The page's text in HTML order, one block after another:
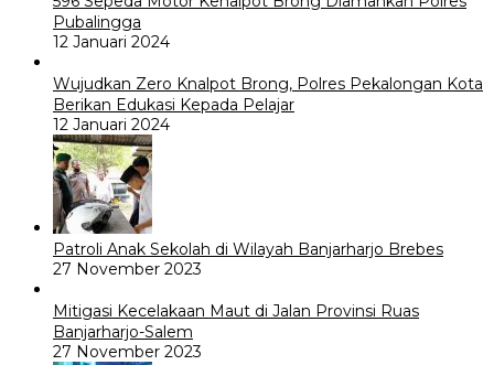
Pubalingga
12 Januari 2024
Wujudkan Zero Knalpot Brong, Polres Pekalongan Kota
Berikan Edukasi Kepada Pelajar
12 Januari 2024
Patroli Anak Sekolah di Wilayah Banjarharjo Brebes
27 November 2023
Mitigasi Kecelakaan Maut di Jalan Provinsi Ruas
Banjarharjo-Salem
27 November 2023